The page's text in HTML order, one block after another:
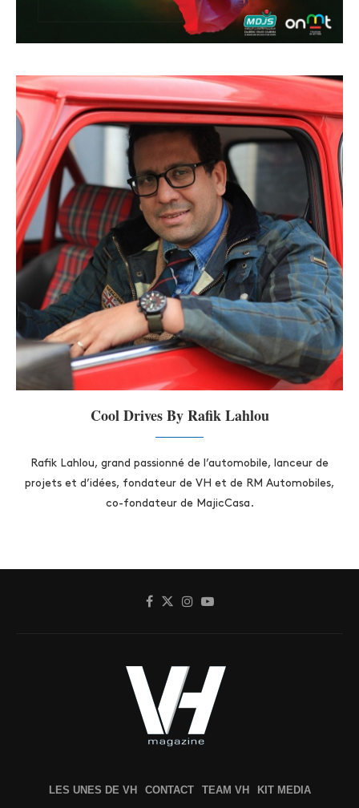
Cool Drives By Rafik Lahlou
Rafik Lahlou, grand passionné de l’automobile, lanceur de
projets et d’idées, fondateur de VH et de RM Automobiles,
co-fondateur de MajicCasa.
LES UNES DE VH CONTACT TEAM VH KIT MEDIA